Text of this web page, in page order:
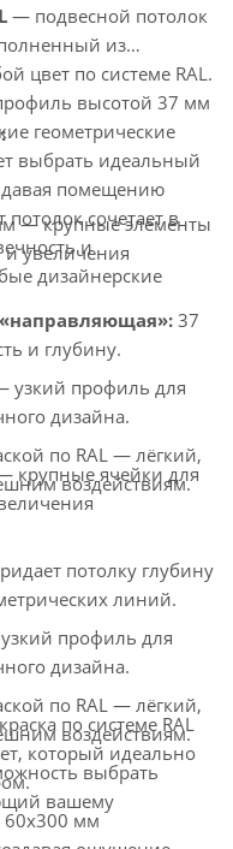
— подвесной потолок
из
цвет по системе RAL.
высотой 37 мм
геометрические
выбрать идеальный
помещению
сочетает в
и
дизайнерские
— крупные элементы
увеличения
37
и глубину.
профиль для
дизайна.
по RAL — лёгкий,
воздействиям.
крупные ячейки для
потолку глубину
линий.
профиль для
дизайна.
по RAL — лёгкий,
воздействиям.
выбрать
вашему
по системе RAL
который идеально
60x300 мм